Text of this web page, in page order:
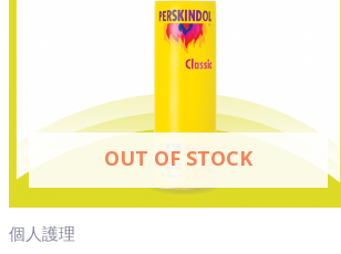
OUT OF STOCK
個人護理